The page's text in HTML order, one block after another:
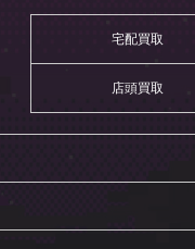
宅配買取
店頭買取